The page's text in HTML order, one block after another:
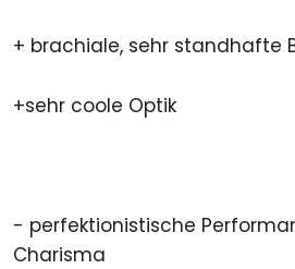
+ brachiale, sehr standhafte
+sehr coole Optik
- perfektionistische
Charisma